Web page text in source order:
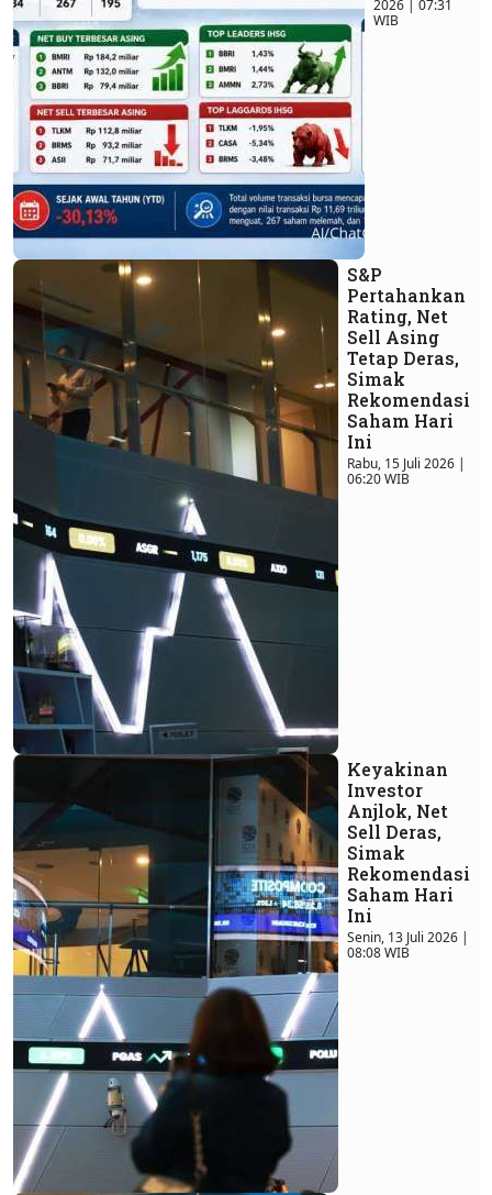
2026 | 07:31
WIB
S&P
Pertahankan
Rating, Net
Sell Asing
Tetap Deras,
Simak
Rekomendasi
Saham Hari
Ini
Rabu, 15 Juli 2026 |
06:20 WIB
Keyakinan
Investor
Anjlok, Net
Sell Deras,
Simak
Rekomendasi
Saham Hari
Ini
Senin, 13 Juli 2026 |
08:08 WIB